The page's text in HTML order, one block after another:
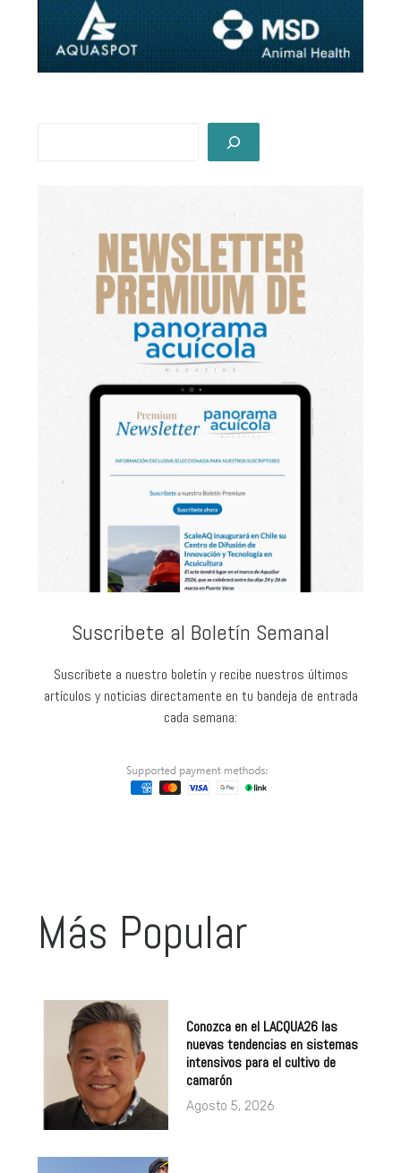
Suscribete al Boletín Semanal
Suscríbete a nuestro boletín y recibe nuestros últimos
artículos y noticias directamente en tu bandeja de entrada
cada semana:
Más Popular
Conozca en el LACQUA26 las
nuevas tendencias en sistemas
intensivos para el cultivo de
camarón
Agosto 5, 2026